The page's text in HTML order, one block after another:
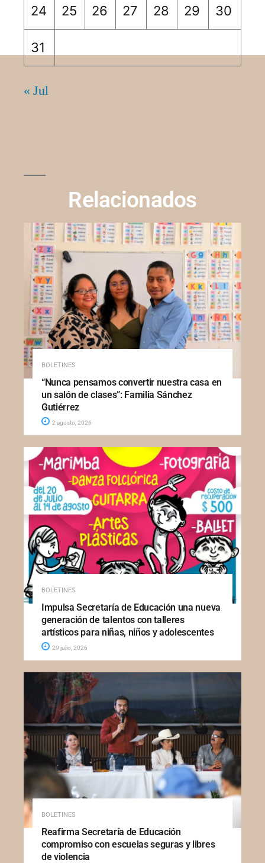
24 25 26 27 28 29 30
31
« Jul
Relacionados
BOLETINES
“Nunca pensamos convertir nuestra casa en
un salón de clases”: Familia Sánchez
Gutiérrez
2 agosto, 2026
BOLETINES
Impulsa Secretaría de Educación una nueva
generación de talentos con talleres
artísticos para niñas, niños y adolescentes
29 julio, 2026
BOLETINES
Reafirma Secretaría de Educación
compromiso con escuelas seguras y libres
de violencia